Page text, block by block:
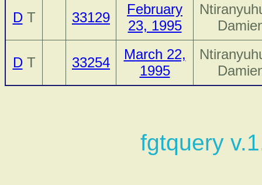
DT 33129
February
23, 1995
DT 33254
March 22,
1995
fgtquery